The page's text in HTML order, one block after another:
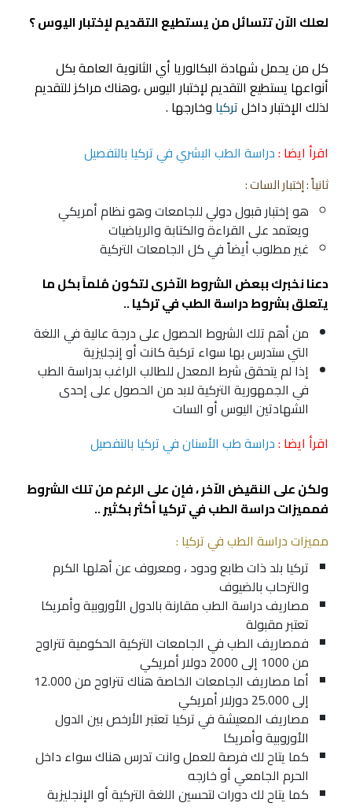
لعلك الاّن تتسائل من يستطيع التقديم لإختبار اليوس ؟
كل من يحمل شهادة البكالوريا أي الثانوية العامة بكل
أنواعها يستطيع التقديم لإختبار اليوس ،وهناك مراكز للتقديم
لذلك الإختبار داخلتركيا وخارجها .
اقرأ ايضا :دراسة الطب البشري في تركيا بالتفصيل
ثانياً :إختبار السات:
هو إختبار قبول دولي للجامعات وهو نظام أمريكي
ويعتمد على القراءة والكتابة والرياضيات
غير مطلوب أيضاً في كل الجامعات التركية
دعنا نخبرك ببعض الشروط الاّخرى لتكون مُلماً بكل ما
يتعلق بشروط دراسة الطب في تركيا ..
من أهم تلك الشروط الحصول على درجة عالية في اللغة
التي ستدرس بها سواء تركية كانت أو إنجليزية
إذا لم يتحقق شرط المعدل للطالب الراغب بدراسة الطب
في الجمهورية التركية لابد من الحصول على إحدى
الشهادتين اليوس أو السات
اقرأ ايضا :دراسة طب الأسنان في تركيا بالتفصيل
ولكن على النقيض الاّخر ، فإن على الرغم من تلك الشروط
فمميزات دراسة الطب في تركيا أكثر بكثير ..
مميزات دراسة الطب في تركيا :
تركيا بلد ذات طابع ودود ، ومعروف عن أهلها الكرم
والترحاب بالضيوف
مصاريف دراسة الطبمقارنة بالدول الأوروبية وأمريكا
تعتبر مقبولة
فمصاريف الطب في الجامعات التركية الحكومية تتراوح
من 1000 إلى 2000 دولار أمريكي
أما مصاريف الجامعات الخاصة هناك تتراوح من 12.000
إلى 25.000 دورلار أمريكي
مصاريف المعيشة في تركيا تعتبر الأرخص بين الدول
الأوروبية وأمريكا
كما يتاح لك فرصة للعمل وانت تدرس هناك سواء داخل
الحرم الجامعي أو خارجه
كما يتاح لك دورات لتحسين اللغة التركية أو الإنجليزية